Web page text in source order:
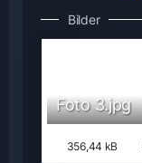
Bilder
Foto 3.jpg
356,44 kB